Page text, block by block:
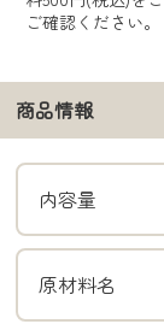
ご確認ください。
商品情報
内容量
原材料名